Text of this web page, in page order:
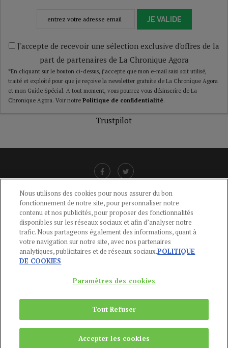
JE VALIDE
J'accepte de recevoir une sélection exclusive d'offres de la
part de partenaires de La Chronique Agora
*En cliquant sur le bouton ci-dessus, j’accepte que mon e-mail saisi soit utilisé,
traité et exploité pour que je reçoive la newsletter gratuite de La Chronique Agora
et mon Guide Spécial. A tout moment, vous pourrez vous désinscrire de La
Chronique Agora. Voir notre Politique de confidentialité.
Trustpilot
CGU-POLITIQUE DE CONFIDENTIALITÉ -POLITIQUE DES COOKIES
MENTIONS LÉGALES -AIDE
CONTACT
01 44 59 91 11
Du Lundi au Vendredi, 9h-13h et 14h-17h
Copyright © 2024Publications Agora
REMONTER
Nous utilisons des cookies pour nous assurer du bon
fonctionnement de notre site, pour personnaliser notre
contenu et nos publicités, pour proposer des fonctionnalités
disponibles sur les réseaux sociaux et afin d’analyser notre
trafic. Nous partageons également des informations, quant à
votre navigation sur notre site, avec nos partenaires
analytiques, publicitaires et de réseaux sociaux.POLITIQUE
DE COOKIES
Paramètres des cookies
Tout Refuser
Accepter les cookies